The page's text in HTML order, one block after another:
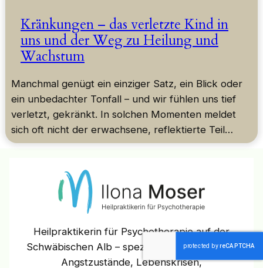
Kränkungen – das verletzte Kind in
uns und der Weg zu Heilung und
Wachstum
Manchmal genügt ein einziger Satz, ein Blick oder
ein unbedachter Tonfall – und wir fühlen uns tief
verletzt, gekränkt. In solchen Momenten meldet
sich oft nicht der erwachsene, reflektierte Teil…
Heilpraktikerin für Psychotherapie auf der
Schwäbischen Alb – spezialisiert auf Burnout,
Angstzustände, Lebenskrisen,